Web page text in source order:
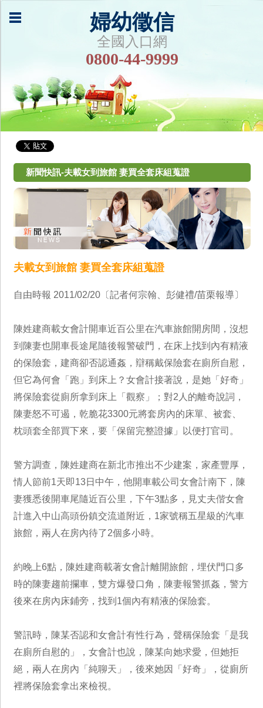
婦幼徵信
全國入口網
0800-44-9999
新聞快訊-夫載女到旅館 妻買全套床組蒐證
夫載女到旅館 妻買全套床組蒐證
自由時報 2011/02/20〔記者何宗翰、彭健禮/苗栗報導〕
陳姓建商載女會計開車近百公里在汽車旅館開房間，沒想
到陳妻也開車長途尾隨後報警破門，在床上找到內有精液
的保險套，建商卻否認通姦，辯稱戴保險套在廁所自慰，
但它為何會「跑」到床上？女會計接著說，是她「好奇」
將保險套從廁所拿到床上「觀察」；對2人的離奇說詞，
陳妻怒不可遏，乾脆花3300元將套房內的床單、被套、
枕頭套全部買下來，要「保留完整證據」以便打官司。
警方調查，陳姓建商在新北市推出不少建案，家產豐厚，
情人節前1天即13日中午，他開車載公司女會計南下，陳
妻獲悉後開車尾隨近百公里，下午3點多，見丈夫偕女會
計進入中山高頭份鎮交流道附近，1家號稱五星級的汽車
旅館，兩人在房內待了2個多小時。
約晚上6點，陳姓建商載著女會計離開旅館，埋伏門口多
時的陳妻趨前攔車，雙方爆發口角，陳妻報警抓姦，警方
後來在房內床鋪旁，找到1個內有精液的保險套。
警訊時，陳某否認和女會計有性行為，聲稱保險套「是我
在廁所自慰的」，女會計也說，陳某向她求愛，但她拒
絕，兩人在房內「純聊天」，後來她因「好奇」，從廁所
裡將保險套拿出來檢視。